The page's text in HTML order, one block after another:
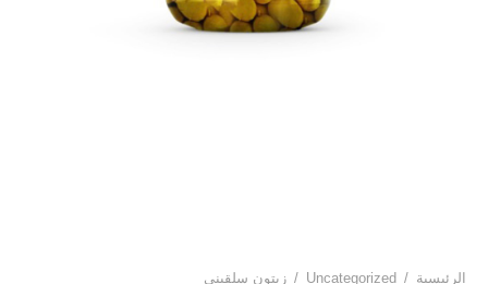
الرئيسية /
Uncategorized
/ زيتون سلقيني